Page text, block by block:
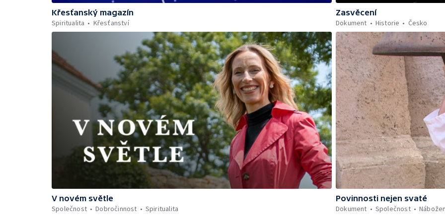
Křesťanský magazín
Spiritualita
Křesťanství
Zasvěcení
Dokument
Historie Česko
V novém světle
Společnost
Dobročinnost Spiritualita
Povinnosti nejen svaté
Dokument
Společnost